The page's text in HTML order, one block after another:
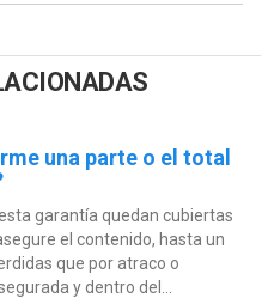
una parte o el total
garantía quedan cubiertas
el contenido, hasta un
que por atraco o
y dentro del...